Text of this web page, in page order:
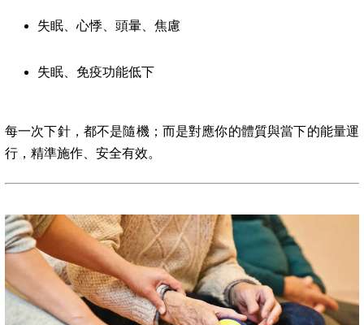
失眠、心悸、頭暈、焦慮
失眠、免疫功能低下
每一次下針，都不是隨機；而是對應你的體質與當下的能量運
行，精準施作、安全有效。